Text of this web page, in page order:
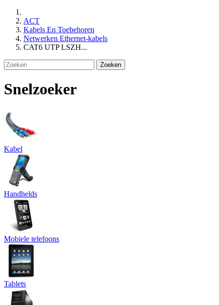
ACT
Kabels En Toebehoren
Netwerken Ethernet-kabels
CAT6 UTP LSZH...
Zoeken
Snelzoeker
Kabel
Handhelds
Mobiele telefoons
Tablets